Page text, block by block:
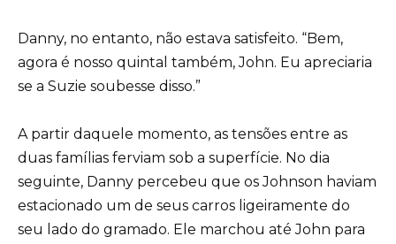
Danny, no entanto, não estava satisfeito. “Bem,
agora é nosso quintal também, John. Eu apreciaria
se a Suzie soubesse disso.”
A partir daquele momento, as tensões entre as
duas famílias ferviam sob a superfície. No dia
seguinte, Danny percebeu que os Johnson haviam
estacionado um de seus carros ligeiramente do
seu lado do gramado. Ele marchou até John para